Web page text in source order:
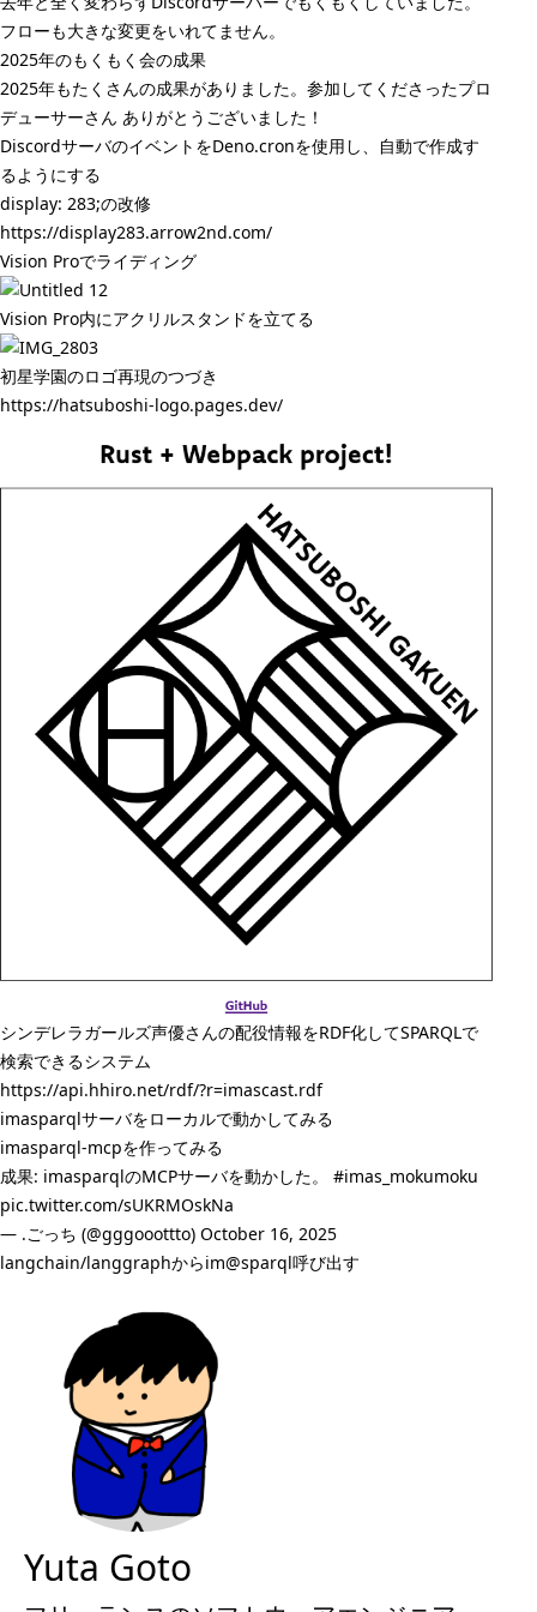
フローも大きな変更をいれてません。
2025年のもくもく会の成果
2025年もたくさんの成果がありました。参加してくださったプロ
デューサーさん ありがとうございました！
DiscordサーバのイベントをDeno.cronを使用し、自動で作成す
るようにする
display: 283;の改修
https://display283.arrow2nd.com/
Vision Proでライディング
Vision Pro内にアクリルスタンドを立てる
初星学園のロゴ再現のつづき
https://hatsuboshi-logo.pages.dev/
シンデレラガールズ声優さんの配役情報をRDF化してSPARQLで
検索できるシステム
https://api.hhiro.net/rdf/?r=imascast.rdf
imasparqlサーバをローカルで動かしてみる
imasparql-mcpを作ってみる
成果: imasparqlのMCPサーバを動かした。 #imas_mokumoku
pic.twitter.com/sUKRMOskNa
— .ごっち (@gggooottto) October 16, 2025
langchain/langgraphからim@sparql呼び出す
Yuta Goto